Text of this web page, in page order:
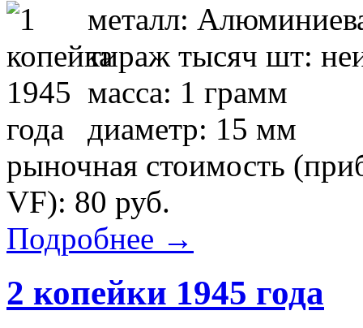
металл:
тираж тысяч шт:
масса: 1 грамм
диаметр: 15 мм
рыночная стоимость
VF): 80 руб.
Подробнее →
2 копейки 1945 года